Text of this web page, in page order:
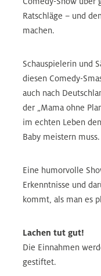
Ratschläge – und
machen.
Schauspielerin und
diesen Comedy-
auch nach
der „Mama ohne
im echten Leben
Baby meistern muss.
Eine humorvolle
Erkenntnisse und
kommt, als man es
Lachen tut gut!
Die Einnahmen
gestiftet.